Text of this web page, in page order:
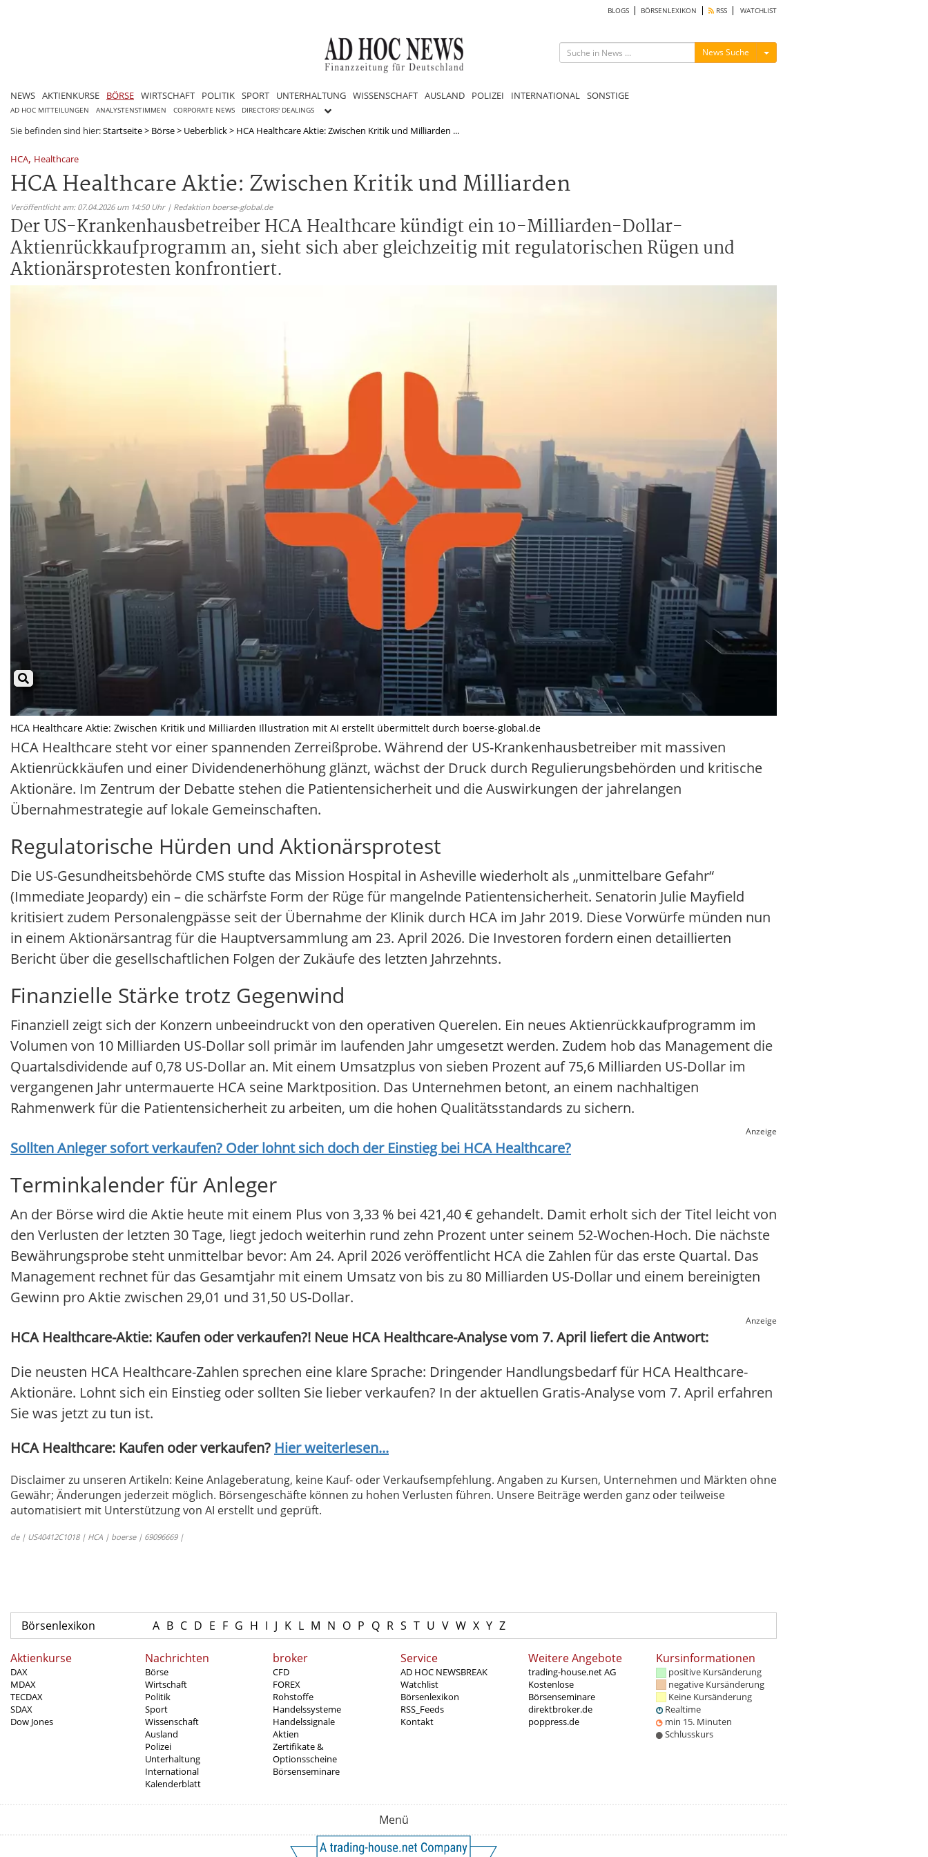
BLOGS BÖRSENLEXIKON RSS WATCHLIST
News Suche Menü ein-/ausblenden
NEWS AKTIENKURSE BÖRSE WIRTSCHAFT POLITIK SPORT UNTERHALTUNG WISSENSCHAFT AUSLAND POLIZEI INTERNATIONAL SONSTIGE
AD HOC MITTEILUNGEN ANALYSTENSTIMMEN CORPORATE NEWS DIRECTORS' DEALINGS
Sie befinden sind hier:Startseite> Börse> Ueberblick> HCA Healthcare Aktie: Zwischen Kritik und Milliarden ...
HCA, Healthcare
HCA Healthcare Aktie: Zwischen Kritik und Milliarden
Veröffentlicht am: 07.04.2026 um 14:50 Uhr | Redaktion boerse-global.de
Der US-Krankenhausbetreiber HCA Healthcare kündigt ein 10-Milliarden-Dollar-
Aktienrückkaufprogramm an, sieht sich aber gleichzeitig mit regulatorischen Rügen und
Aktionärsprotesten konfrontiert.
HCA Healthcare Aktie: Zwischen Kritik und Milliarden Illustration mit AI erstellt übermittelt durch boerse-global.de
HCA Healthcare steht vor einer spannenden Zerreißprobe. Während der US-Krankenhausbetreiber mit massiven
Aktienrückkäufen und einer Dividendenerhöhung glänzt, wächst der Druck durch Regulierungsbehörden und kritische
Aktionäre. Im Zentrum der Debatte stehen die Patientensicherheit und die Auswirkungen der jahrelangen
Übernahmestrategie auf lokale Gemeinschaften.
Regulatorische Hürden und Aktionärsprotest
Die US-Gesundheitsbehörde CMS stufte das Mission Hospital in Asheville wiederholt als „unmittelbare Gefahr“
(Immediate Jeopardy) ein – die schärfste Form der Rüge für mangelnde Patientensicherheit. Senatorin Julie Mayfield
kritisiert zudem Personalengpässe seit der Übernahme der Klinik durch HCA im Jahr 2019. Diese Vorwürfe münden nun
in einem Aktionärsantrag für die Hauptversammlung am 23. April 2026. Die Investoren fordern einen detaillierten
Bericht über die gesellschaftlichen Folgen der Zukäufe des letzten Jahrzehnts.
Finanzielle Stärke trotz Gegenwind
Finanziell zeigt sich der Konzern unbeeindruckt von den operativen Querelen. Ein neues Aktienrückkaufprogramm im
Volumen von 10 Milliarden US-Dollar soll primär im laufenden Jahr umgesetzt werden. Zudem hob das Management die
Quartalsdividende auf 0,78 US-Dollar an. Mit einem Umsatzplus von sieben Prozent auf 75,6 Milliarden US-Dollar im
vergangenen Jahr untermauerte HCA seine Marktposition. Das Unternehmen betont, an einem nachhaltigen
Rahmenwerk für die Patientensicherheit zu arbeiten, um die hohen Qualitätsstandards zu sichern.
Anzeige
Sollten Anleger sofort verkaufen? Oder lohnt sich doch der Einstieg bei HCA Healthcare?
Terminkalender für Anleger
An der Börse wird die Aktie heute mit einem Plus von 3,33 % bei 421,40 € gehandelt. Damit erholt sich der Titel leicht von
den Verlusten der letzten 30 Tage, liegt jedoch weiterhin rund zehn Prozent unter seinem 52-Wochen-Hoch. Die nächste
Bewährungsprobe steht unmittelbar bevor: Am 24. April 2026 veröffentlicht HCA die Zahlen für das erste Quartal. Das
Management rechnet für das Gesamtjahr mit einem Umsatz von bis zu 80 Milliarden US-Dollar und einem bereinigten
Gewinn pro Aktie zwischen 29,01 und 31,50 US-Dollar.
Anzeige
HCA Healthcare-Aktie: Kaufen oder verkaufen?! Neue HCA Healthcare-Analyse vom 7. April liefert die Antwort:
Die neusten HCA Healthcare-Zahlen sprechen eine klare Sprache: Dringender Handlungsbedarf für HCA Healthcare-
Aktionäre. Lohnt sich ein Einstieg oder sollten Sie lieber verkaufen? In der aktuellen Gratis-Analyse vom 7. April erfahren
Sie was jetzt zu tun ist.
HCA Healthcare: Kaufen oder verkaufen? Hier weiterlesen...
Disclaimer zu unseren Artikeln: Keine Anlageberatung, keine Kauf- oder Verkaufsempfehlung. Angaben zu Kursen, Unternehmen und Märkten ohne
Gewähr; Änderungen jederzeit möglich. Börsengeschäfte können zu hohen Verlusten führen. Unsere Beiträge werden ganz oder teilweise
automatisiert mit Unterstützung von AI erstellt und geprüft.
de | US40412C1018 | HCA | boerse | 69096669 |
Börsenlexikon A B C D E F G H I J K L M N O P Q R S T U V W X Y Z
Aktienkurse
DAX
MDAX
TECDAX
SDAX
Dow Jones
Nachrichten
Börse
Wirtschaft
Politik
Sport
Wissenschaft
Ausland
Polizei
Unterhaltung
International
Kalenderblatt
broker
CFD
FOREX
Rohstoffe
Handelssysteme
Handelssignale
Aktien
Zertifikate &
Optionsscheine
Börsenseminare
Service
AD HOC NEWSBREAK
Watchlist
Börsenlexikon
RSS_Feeds
Kontakt
Weitere Angebote
trading-house.net AG
Kostenlose
Börsenseminare
direktbroker.de
poppress.de
Kursinformationen
positive Kursänderung
negative Kursänderung
Keine Kursänderung
Realtime
min 15. Minuten
Schlusskurs
Menü